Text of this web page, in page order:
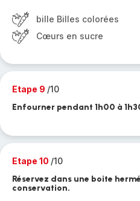
bille Billes colorées
Cœurs en sucre
Etape 9 /10
Enfourner pendant 1h00 à
Etape 10 /10
Réservez dans une boite
conservation.